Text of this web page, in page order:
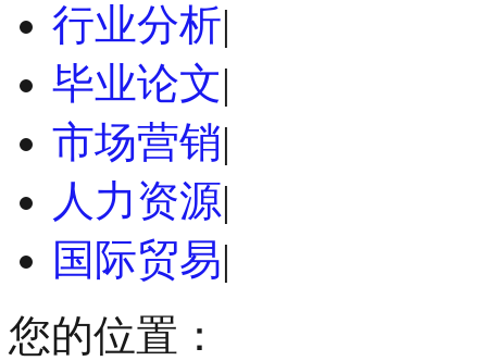
行业分析|
毕业论文|
市场营销|
人力资源|
国际贸易|
您的位置：